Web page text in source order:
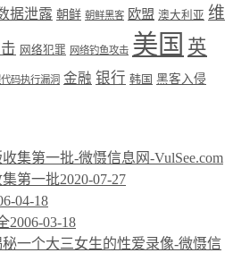
据泄露 朝鲜 朝鲜黑客 欧盟 澳大利亚 维
网络犯罪 网络钓鱼攻击 美国 英
码执行漏洞 金融 银行 韩国 黑客入侵
集第一批2020-07-27
04-18
2006-03-18